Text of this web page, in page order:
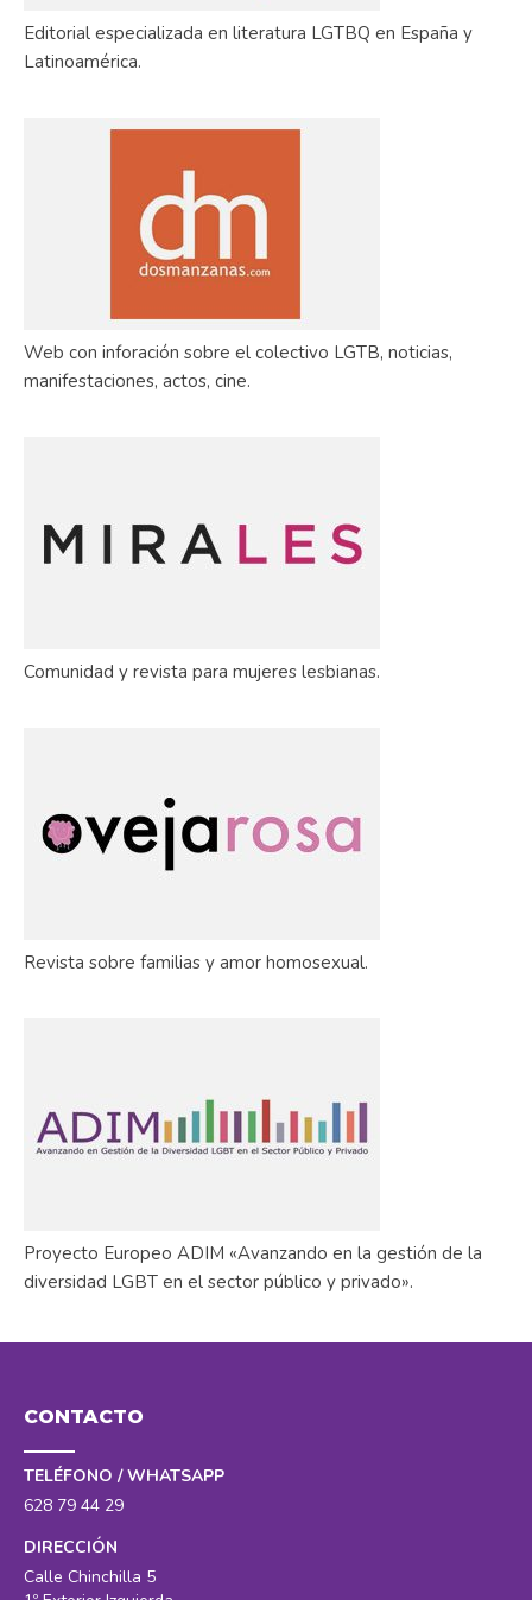
Editorial especializada en literatura LGTBQ en España y
Latinoamérica.
Web con inforación sobre el colectivo LGTB, noticias,
manifestaciones, actos, cine.
Comunidad y revista para mujeres lesbianas.
Revista sobre familias y amor homosexual.
Proyecto Europeo ADIM «Avanzando en la gestión de la
diversidad LGBT en el sector público y privado».
CONTACTO
TELÉFONO / WHATSAPP
628 79 44 29
DIRECCIÓN
Calle Chinchilla 5